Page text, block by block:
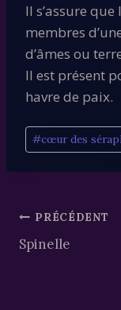
Il s’assure
membres
d’âmes ou
Il est présent
havre de paix.
Étiquettes
de
la
#cœur des
de
PRÉCÉDENT
Spinelle